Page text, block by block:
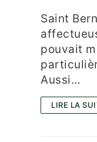
Saint
pouvait
Aussi…
LIRE LA